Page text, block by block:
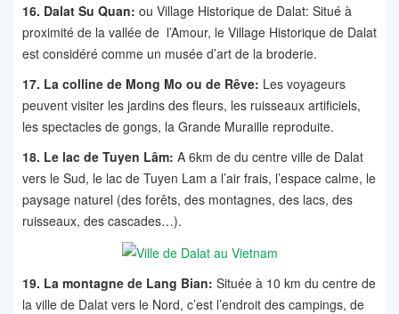
16. Dalat Su Quan: ou Village Historique de Dalat: Situé à
proximité de la vallée de l’Amour, le Village Historique de Dalat
est considéré comme un musée d’art de la broderie.
17. La colline de Mong Mo ou de Rêve: Les voyageurs
peuvent visiter les jardins des fleurs, les ruisseaux artificiels,
les spectacles de gongs, la Grande Muraille reproduite.
18. Le lac de Tuyen Lâm: A 6km de du centre ville de Dalat
vers le Sud, le lac de Tuyen Lam a l’air frais, l’espace calme, le
paysage naturel (des forêts, des montagnes, des lacs, des
ruisseaux, des cascades…).
19. La montagne de Lang Bian: Située à 10 km du centre de
la ville de Dalat vers le Nord, c’est l’endroit des campings, de